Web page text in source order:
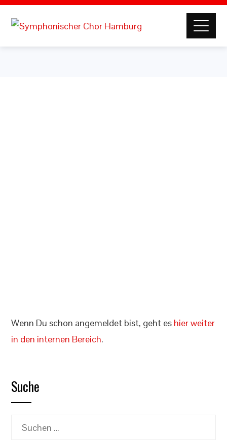
Wenn Du schon angemeldet bist, geht es hier weiter
in den internen Bereich.
Suche
Suchen